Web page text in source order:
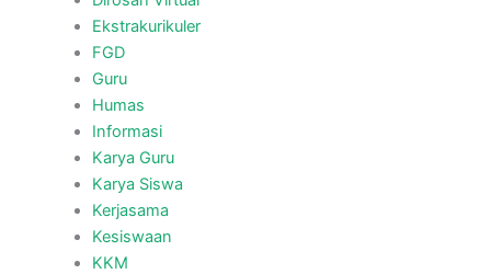
Ekstrakurikuler
FGD
Guru
Humas
Informasi
Karya Guru
Karya Siswa
Kerjasama
Kesiswaan
KKM